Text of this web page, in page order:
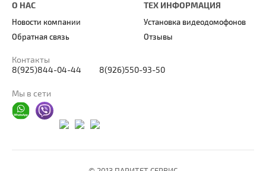
О НАС
Новости компании
Обратная связь
ТЕХ ИНФОРМАЦИЯ
Установка видеодомофонов
Отзывы
Контакты
8(925)844-04-44
8(926)550-93-50
Мы в сети